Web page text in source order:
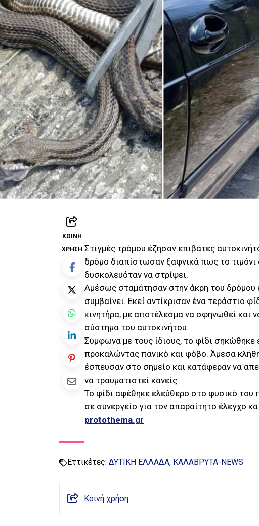
ΚΟΙΝΉ
ΧΡΉΣΗ Στιγμές τρόμου έζησαν επιβάτες
δρόμο διαπίστωσαν ξαφνικά πως το
δυσκολευόταν να στρίψει.
Αμέσως σταμάτησαν στην άκρη του δρόμου
συμβαίνει. Εκεί αντίκρισαν ένα τεράστιο
κινητήρα, με αποτέλεσμα να σφηνωθεί και
σύστημα του αυτοκινήτου.
Σύμφωνα με τους ίδιους, το φίδι σηκώθηκε
προκαλώντας πανικό και φόβο. Άμεσα
έσπευσαν στο σημείο και κατάφεραν να
να τραυματιστεί κανείς.
Το φίδι αφέθηκε ελεύθερο στο φυσικό του
σε συνεργείο για τον απαραίτητο έλεγχο
protothema.gr
Εττικέτες: ΔΥΤΙΚΗ ΕΛΛΑΔΑ ΚΑΛΑΒΡΥΤΑ-NEWS
Κοινή χρήση